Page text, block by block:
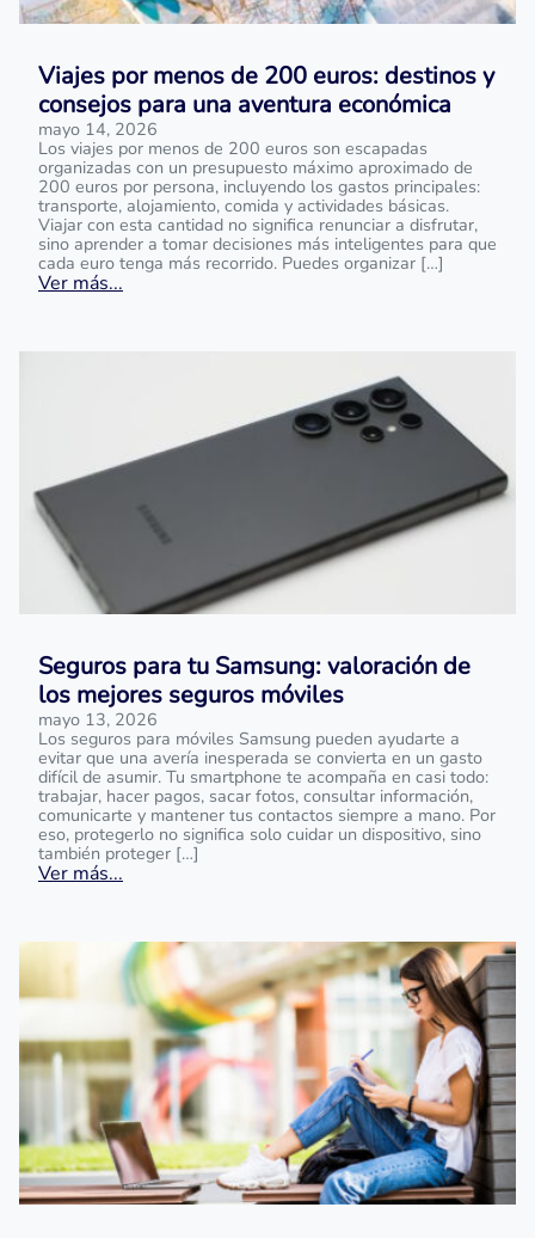
Viajes por menos de 200 euros: destinos y
consejos para una aventura económica
mayo 14, 2026
Los viajes por menos de 200 euros son escapadas
organizadas con un presupuesto máximo aproximado de
200 euros por persona, incluyendo los gastos principales:
transporte, alojamiento, comida y actividades básicas.
Viajar con esta cantidad no significa renunciar a disfrutar,
sino aprender a tomar decisiones más inteligentes para que
cada euro tenga más recorrido. Puedes organizar […]
Ver más...
Seguros para tu Samsung: valoración de
los mejores seguros móviles
mayo 13, 2026
Los seguros para móviles Samsung pueden ayudarte a
evitar que una avería inesperada se convierta en un gasto
difícil de asumir. Tu smartphone te acompaña en casi todo:
trabajar, hacer pagos, sacar fotos, consultar información,
comunicarte y mantener tus contactos siempre a mano. Por
eso, protegerlo no significa solo cuidar un dispositivo, sino
también proteger […]
Ver más...